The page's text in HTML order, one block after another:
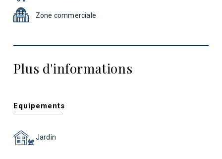
Zone commerciale
Plus d'informations
Equipements
Jardin